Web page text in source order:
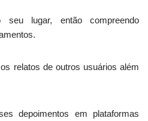
lugar, então compreendo
relatos de outros usuários além
depoimentos em plataformas